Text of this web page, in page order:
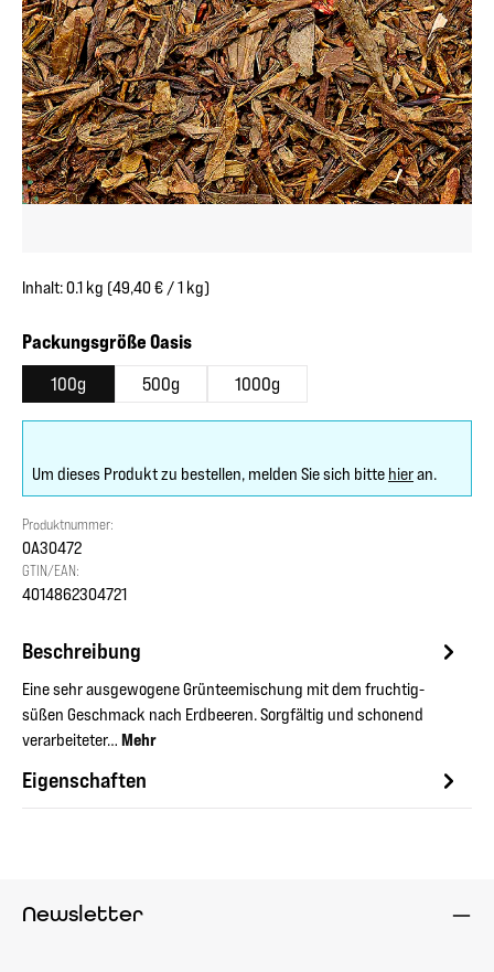
Inhalt:0.1 kg (49,40 € / 1 kg)
Packungsgröße Oasisauswählen
100g 500g 1000g
Um dieses Produkt zu bestellen, melden Sie sich bitte hieran.
Produktnummer:
OA30472
GTIN/EAN:
4014862304721
Beschreibung
Eine sehr ausgewogene Grünteemischung mit dem fruchtig-
süßen Geschmack nach Erdbeeren. Sorgfältig und schonend
verarbeiteter… Mehr
Eigenschaften
Newsletter